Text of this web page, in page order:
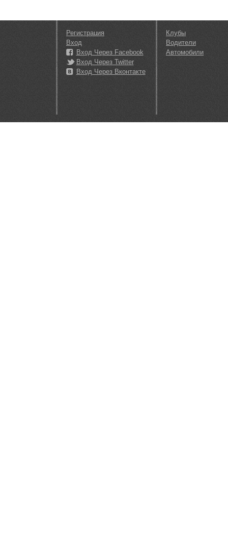
Регистрация
Вход
Вход Через Facebook
Вход Через Twitter
Вход Через Вконтакте
Клубы
Водители
Автомобили